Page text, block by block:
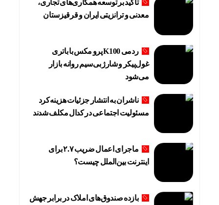
تأکید بر توسعه همکاری‌های تجاری،
معدنی و ترانزیتی ایران و قرقیزستان
ردمی K100 پرو مکس با باتری
غول‌پیکر و شارژ بی‌سیم روانه بازار
می‌شود
ناشران به انتشار جزئیات هزینه‌کرد
مسئولیت اجتماعی در کدال مکلف شدند
ماجرای اعمال ضریب ۲.۷ برای
اینترنت بین‌الملل چیست؟
بازده صندوق‌های املاک در برابر جهش